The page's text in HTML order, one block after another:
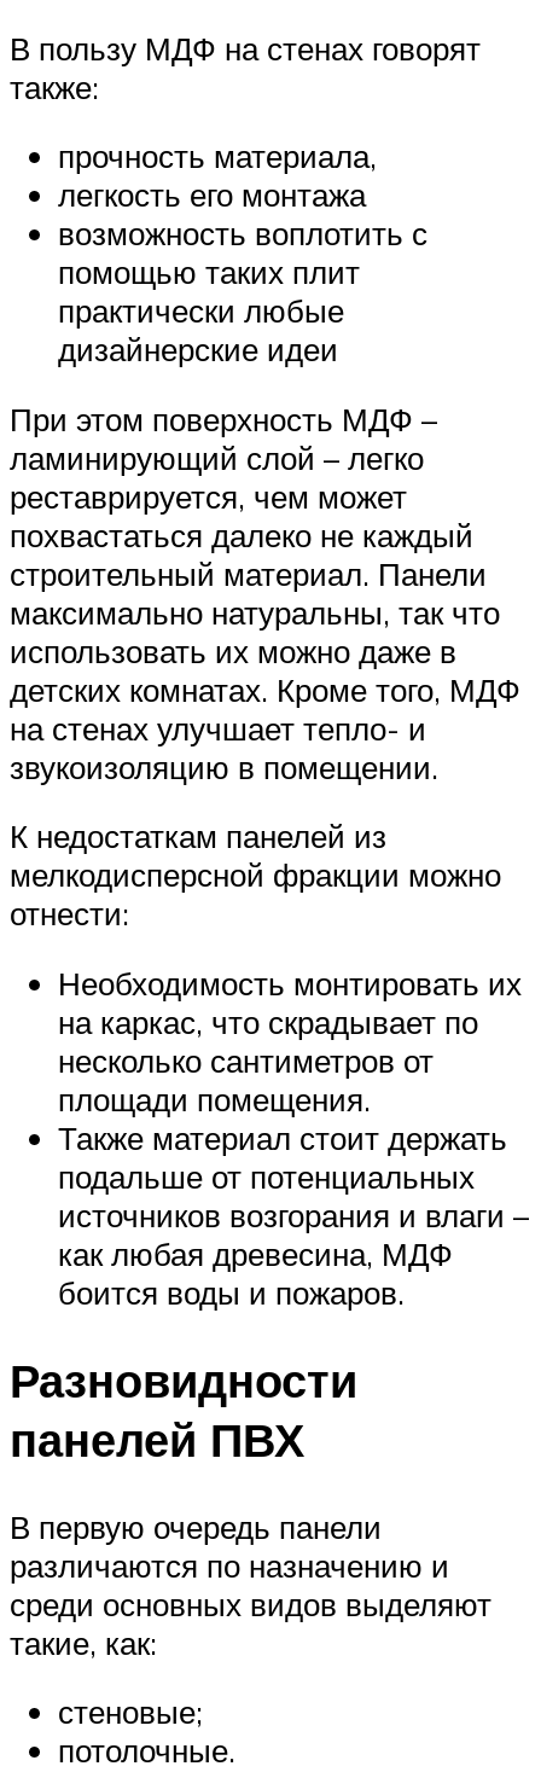
В пользу МДФ на стенах говорят
также:
прочность материала,
легкость его монтажа
возможность воплотить с
помощью таких плит
практически любые
дизайнерские идеи
При этом поверхность МДФ –
ламинирующий слой – легко
реставрируется, чем может
похвастаться далеко не каждый
строительный материал. Панели
максимально натуральны, так что
использовать их можно даже в
детских комнатах. Кроме того, МДФ
на стенах улучшает тепло- и
звукоизоляцию в помещении.
К недостаткам панелей из
мелкодисперсной фракции можно
отнести:
Необходимость монтировать их
на каркас, что скрадывает по
несколько сантиметров от
площади помещения.
Также материал стоит держать
подальше от потенциальных
источников возгорания и влаги –
как любая древесина, МДФ
боится воды и пожаров.
Разновидности
панелей ПВХ
В первую очередь панели
различаются по назначению и
среди основных видов выделяют
такие, как:
стеновые;
потолочные.